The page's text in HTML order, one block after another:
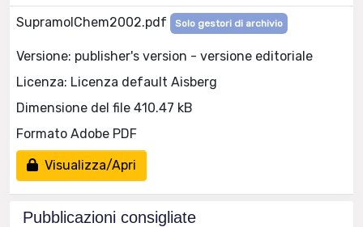
SupramolChem2002.pdf Solo gestori di archivio
Versione: publisher's version - versione editoriale
Licenza: Licenza default Aisberg
Dimensione del file 410.47 kB
Formato Adobe PDF
Visualizza/Apri
Pubblicazioni consigliate